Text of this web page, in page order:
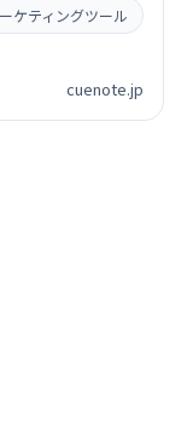
ケティングツール
cuenote.jp